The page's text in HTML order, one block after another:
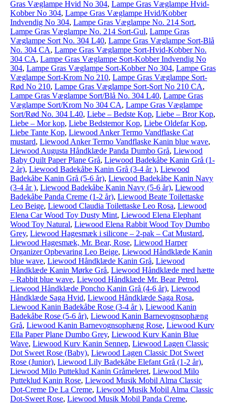
Gras Væglampe Hvid No 304, Lampe Gras Væglampe Hvid-
Kobber No 304, Lampe Gras Væglampe Hvid/Kobber
Indvendig No 304, Lampe Gras Væglampe No. 214 Sort,
Lampe Gras Væglampe No. 214 Sort-Gul, Lampe Gras
Væglampe Sort No. 304 L40, Lampe Gras Væglampe Sort-Blå
No. 304 CA, Lampe Gras Væglampe Sort-Hvid-Kobber No.
304 CA, Lampe Gras Væglampe Sort-Kobber Indvendig No
304, Lampe Gras Væglampe Sort-Kobber No 304, Lampe Gras
Væglampe Sort-Krom No 210, Lampe Gras Væglampe Sort-
Rød No 210, Lampe Gras Væglampe Sort-Sort No 210 CA,
Lampe Gras Væglampe Sort/Blå No. 304 L40, Lampe Gras
Væglampe Sort/Krom No 304 CA, Lampe Gras Væglampe
Sort/Rød No. 304 L40, Liebe – Bedste Kop, Liebe – Bror Kop,
Liebe – Mor kop, Liebe Bedstemor Kop, Liebe Oldefar Kop,
Liebe Tante Kop, Liewood Anker Termo Vandflaske Cat
mustard, Liewood Anker Termo Vandflaske Kanin blue wave,
Liewood Augusta Håndklæde Panda Dumbo Grå, Liewood
Baby Quilt Paper Plane Grå, Liewood Badekåbe Kanin Grå (1-
2 år), Liewood Badekåbe Kanin Grå (3-4 år ), Liewood
Badekåbe Kanin Grå (5-6 år), Liewood Badekåbe Kanin Navy
(3-4 år ), Liewood Badekåbe Kanin Navy (5-6 år), Liewood
Badekåbe Panda Creme (1-2 år), Liewood Beate Toilettaske
Leo Beige, Liewood Claudia Toilettaske Leo Rosa, Liewood
Elena Car Wood Toy Dusty Mint, Liewood Elena Elephant
Wood Toy Natural, Liewood Elena Rabbit Wood Toy Dumbo
Grey, Liewood Hagesmæk i silicone – 2-pak – Cat Mustard,
Liewood Hagesmæk, Mr. Bear, Rose, Liewood Harper
Organizer Opbevaring Leo Beige, Liewood Håndklæde Kanin
blue wave, Liewood Håndklæde Kanin Grå, Liewood
Håndklæde Kanin Mørke Grå, Liewood Håndklæde med hætte
– Rabbit blue wave, Liewood Håndklæde Mr. Bear Petrol,
Liewood Håndklæde Poncho Kanin Grå (4-6 år), Liewood
Håndklæde Saga Hvid, Liewood Håndklæde Saga Rosa,
Liewood Kanin Badekåbe Rose (3-4 år ), Liewood Kanin
Badekåbe Rose (5-6 år), Liewood Kanin Barnevognsophæng
Grå, Liewood Kanin Barnevognsophæng Rose, Liewood Kurv
Ella Paper Plane Dumbo Grey, Liewood Kurv Kanin Blue
Wave, Liewood Kurv Kanin Sennep, Liewood Lagen Classic
Dot Sweet Rose (Baby), Liewood Lagen Classic Dot Sweet
Rose (Junior), Liewood Lily Badekåbe Elefant Grå (1-2 år),
Liewood Milo Putteklud Kanin Gråmeleret, Liewood Milo
Putteklud Kanin Rose, Liewood Musik Mobil Alma Classic
Dot-Creme De La Creme, Liewood Musik Mobil Alma Classic
Dot-Sweet Rose, Liewood Musik Mobil Panda Creme,